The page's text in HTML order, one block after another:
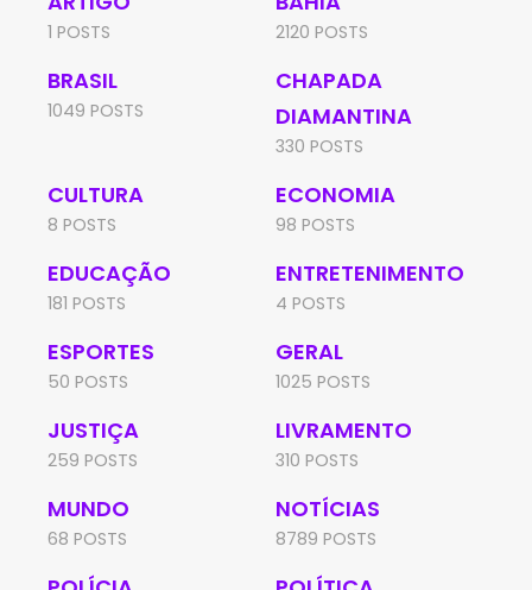
1 POSTS 2120 POSTS
BRASIL
1049 POSTS
CHAPADA
DIAMANTINA
330 POSTS
CULTURA
8 POSTS
ECONOMIA
98 POSTS
EDUCAÇÃO
181 POSTS
ENTRETENIMENTO
4 POSTS
ESPORTES
50 POSTS
GERAL
1025 POSTS
JUSTIÇA
259 POSTS
LIVRAMENTO
310 POSTS
MUNDO
68 POSTS
NOTÍCIAS
8789 POSTS